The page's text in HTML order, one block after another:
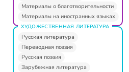
Материалы о благотворительности
Материалы на иностранных языках
ХУДОЖЕСТВЕННАЯ ЛИТЕРАТУРА
Русская литература
Переводная поэзия
Русская поэзия
Зарубежная литература